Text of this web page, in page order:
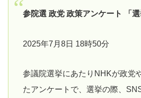
参院選 政党 政策アンケート 「選
2025年7月8日 18時50分
参議院選挙にあたりNHKが政党
たアンケートで、選挙の際、